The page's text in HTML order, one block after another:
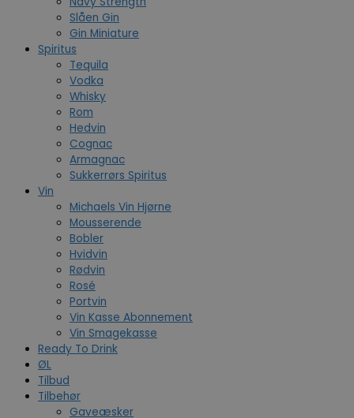
Slåen Gin
Gin Miniature
Spiritus
Tequila
Vodka
Whisky
Rom
Hedvin
Cognac
Armagnac
Sukkerrørs Spiritus
Vin
Michaels Vin Hjørne
Mousserende
Bobler
Hvidvin
Rødvin
Rosé
Portvin
Vin Kasse Abonnement
Vin Smagekasse
Ready To Drink
ØL
Tilbud
Tilbehør
Gaveæsker